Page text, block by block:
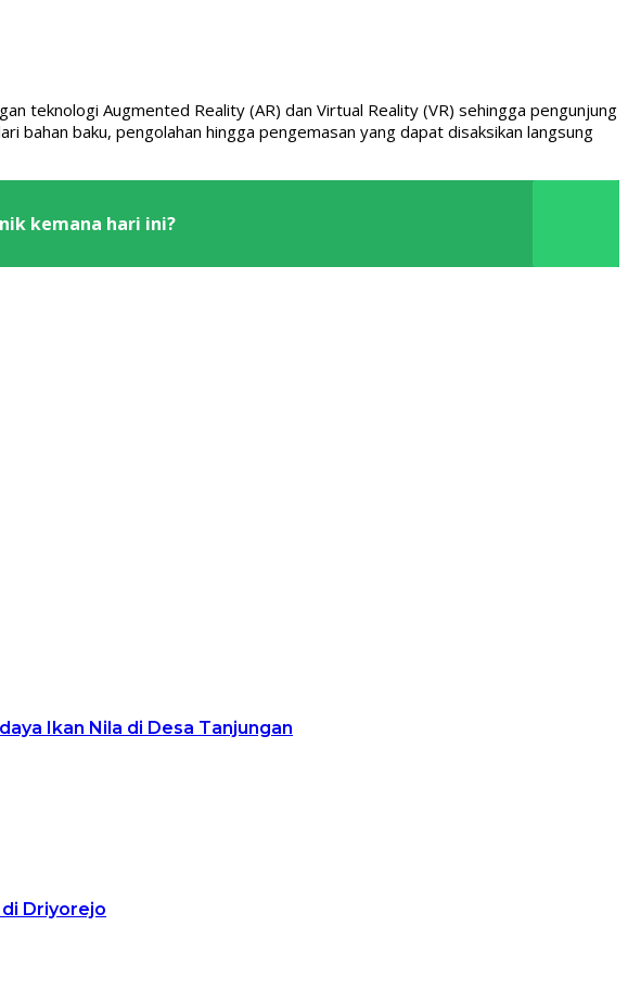
teknologi Augmented Reality (AR) dan Virtual Reality (VR) sehingga pengunjung
bahan baku, pengolahan hingga pengemasan yang dapat disaksikan langsung
kemana hari ini?
Ikan Nila di Desa Tanjungan
Driyorejo